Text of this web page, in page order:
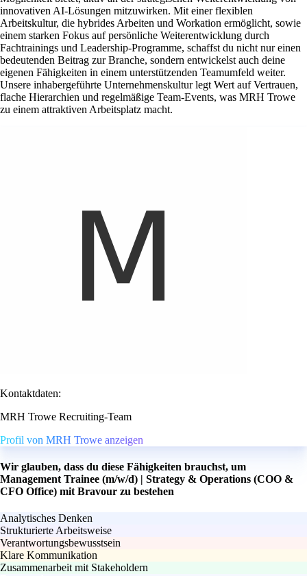
innovativen AI-Lösungen mitzuwirken. Mit einer flexiblen
Arbeitskultur, die hybrides Arbeiten und Workation ermöglicht, sowie
einem starken Fokus auf persönliche Weiterentwicklung durch
Fachtrainings und Leadership-Programme, schaffst du nicht nur einen
bedeutenden Beitrag zur Branche, sondern entwickelst auch deine
eigenen Fähigkeiten in einem unterstützenden Teamumfeld weiter.
Unsere inhabergeführte Unternehmenskultur legt Wert auf Vertrauen,
flache Hierarchien und regelmäßige Team-Events, was MRH Trowe
zu einem attraktiven Arbeitsplatz macht.
Kontaktdaten:
MRH Trowe Recruiting-Team
Profil von MRH Trowe anzeigen
Wir glauben, dass du diese Fähigkeiten brauchst, um
Management Trainee (m/w/d) | Strategy & Operations (COO &
CFO Office) mit Bravour zu bestehen
Analytisches Denken
Strukturierte Arbeitsweise
Verantwortungsbewusstsein
Klare Kommunikation
Zusammenarbeit mit Stakeholdern